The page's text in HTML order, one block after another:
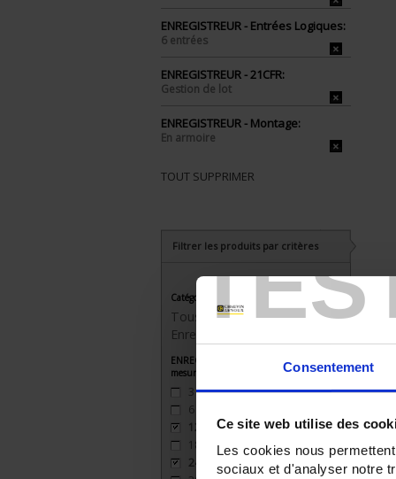
Consentement
Ce site web utilise des
Les cookies nous
sociaux et d'analyser notre
ENREGISTREUR - Entrées Logiques:
6 entrées
ENREGISTREUR - 21CFR:
Gestion de lot
ENREGISTREUR - Montage:
En armoire
TOUT SUPPRIMER
Filtrer les produits par critères
Catégorie
Tous les produits
Enregistreurs sans papier
ENREGISTREUR - Nombre de voies de
mesure
3(3)
6
12
18
24